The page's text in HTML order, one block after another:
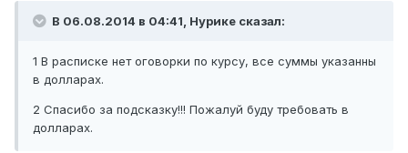
В 06.08.2014 в 04:41, Нурике сказал:
1 В расписке нет оговорки по курсу, все суммы указанны
в долларах.
2 Спасибо за подсказку!!! Пожалуй буду требовать в
долларах.